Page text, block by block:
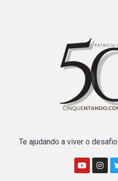
Te ajudando a viver o